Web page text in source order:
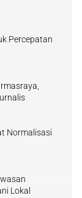
Percepatan
Normalisasi
Lokal